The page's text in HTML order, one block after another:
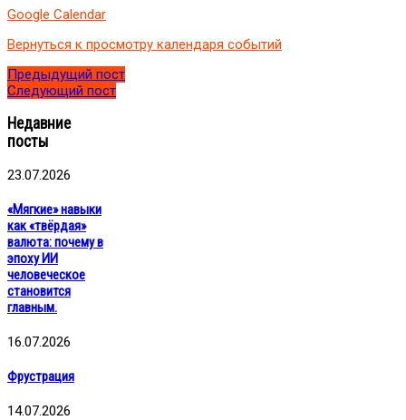
Google Calendar
Вернуться к просмотру календаря событий
Предыдущий пост
Следующий пост
Недавние
посты
23.07.2026
«Мягкие» навыки
как «твёрдая»
валюта: почему в
эпоху ИИ
человеческое
становится
главным.
16.07.2026
Фрустрация
14.07.2026